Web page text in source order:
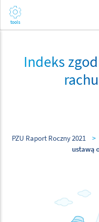
Indeks
PZU Raport Roczny 2021 >
ustawą